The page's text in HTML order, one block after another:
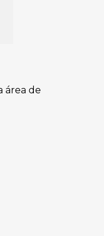
área de